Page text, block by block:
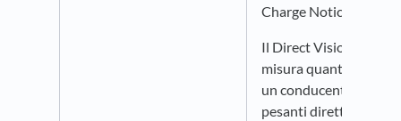
Charge Notice).
Il Direct Vision
misura quanta visuale
un conducente di
pesanti direttamente